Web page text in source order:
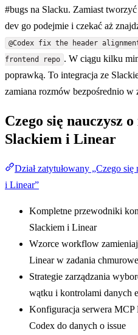
#bugs na Slacku. Zamiast
dev go podejmie i czekać aż
@Codex fix the header
frontend repo . W ciągu kilku
poprawką. To integracja ze
zamiana rozmów bezpośrednio w
Czego się nauczysz
Slackiem i Linear
Dział zatytułowany „Czego
i Linear”
Kompletne przewodniki
Slackiem i Linear
Wzorce workflow
Linear w zadania
Strategie zarządzania
wątku i kontrolami danych
Konfiguracja serwera MCP
Codex do danych o issue